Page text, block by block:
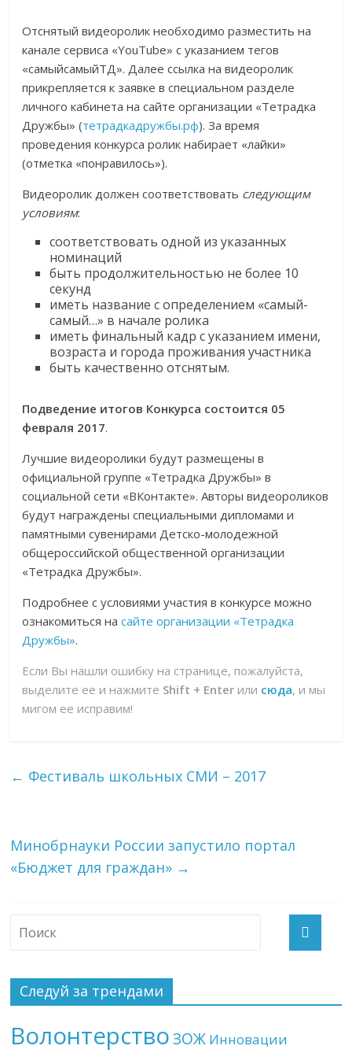
Отснятый видеоролик необходимо разместить на
канале сервиса «YouTube» с указанием тегов
«самыйсамыйТД». Далее ссылка на видеоролик
прикрепляется к заявке в специальном разделе
личного кабинета на сайте организации «Тетрадка
Дружбы» (тетрадкадружбы.рф). За время
проведения конкурса ролик набирает «лайки»
(отметка «понравилось»).
Видеоролик должен соответствовать следующим
условиям:
соответствовать одной из указанных
номинаций
быть продолжительностью не более 10
секунд
иметь название с определением «самый-
самый…» в начале ролика
иметь финальный кадр с указанием имени,
возраста и города проживания участника
быть качественно отснятым.
Подведение итогов Конкурса состоится 05
февраля 2017.
Лучшие видеоролики будут размещены в
официальной группе «Тетрадка Дружбы» в
социальной сети «ВКонтакте». Авторы видеороликов
будут награждены специальными дипломами и
памятными сувенирами Детско-молодежной
общероссийской общественной организации
«Тетрадка Дружбы».
Подробнее с условиями участия в конкурсе можно
ознакомиться насайте организации «Тетрадка
Дружбы».
Если Вы нашли ошибку на странице, пожалуйста,
выделите ее и нажмите Shift + Enter или сюда, и мы
мигом ее исправим!
← Фестиваль школьных СМИ – 2017
Минобрнауки России запустило портал
«Бюджет для граждан» →
Следуй за трендами
Волонтерство ЗОЖ Инновации